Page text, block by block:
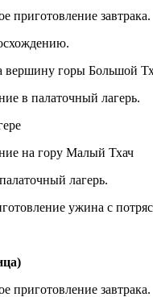
приготовление завтрака.
вершину горы Большой
в палаточный лагерь.
на гору Малый Тхач
лагерь.
ужина с
приготовление завтрака.